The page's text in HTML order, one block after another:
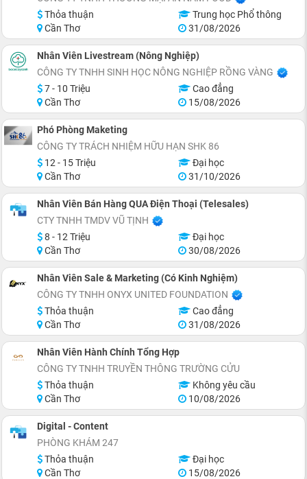
Thỏa thuận
Trung học Phổ thông
Cần Thơ
31/08/2026
Nhân Viên Livestream (Nông Nghiệp)
CÔNG TY TNHH SINH HỌC NÔNG NGHIỆP RỒNG VÀNG
7 - 10 Triệu
Cao đẳng
Cần Thơ
15/08/2026
Phó Phòng Maketing
CÔNG TY TRÁCH NHIỆM HỮU HẠN SHK 86
12 - 15 Triệu
Đại học
Cần Thơ
31/10/2026
Nhân Viên Bán Hàng QUA Điện Thoại (Telesales)
CTY TNHH TMDV VŨ TỊNH
8 - 12 Triệu
Đại học
Cần Thơ
30/08/2026
Nhân Viên Sale & Marketing (Có Kinh Nghiệm)
CÔNG TY TNHH ONYX UNITED FOUNDATION
Thỏa thuận
Cao đẳng
Cần Thơ
31/08/2026
Nhân Viên Hành Chính Tổng Hợp
CÔNG TY TNHH TRUYỀN THÔNG TRƯỜNG CỬU
Thỏa thuận
Không yêu cầu
Cần Thơ
10/08/2026
Digital - Content
PHÒNG KHÁM 247
Thỏa thuận
Đại học
Cần Thơ
15/08/2026